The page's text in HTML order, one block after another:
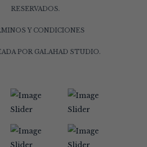
RESERVADOS.
Y CONDICIONES
POR GALAHAD STUDIO.